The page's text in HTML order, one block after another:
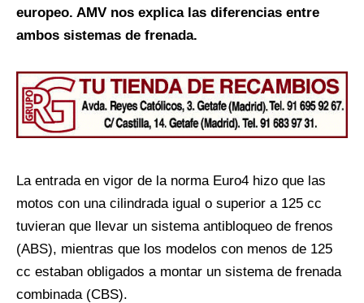
europeo. AMV nos explica las diferencias entre
ambos sistemas de frenada.
La entrada en vigor de la norma Euro4 hizo que las
motos con una cilindrada igual o superior a 125 cc
tuvieran que llevar un sistema antibloqueo de frenos
(ABS), mientras que los modelos con menos de 125
cc estaban obligados a montar un sistema de frenada
combinada (CBS).